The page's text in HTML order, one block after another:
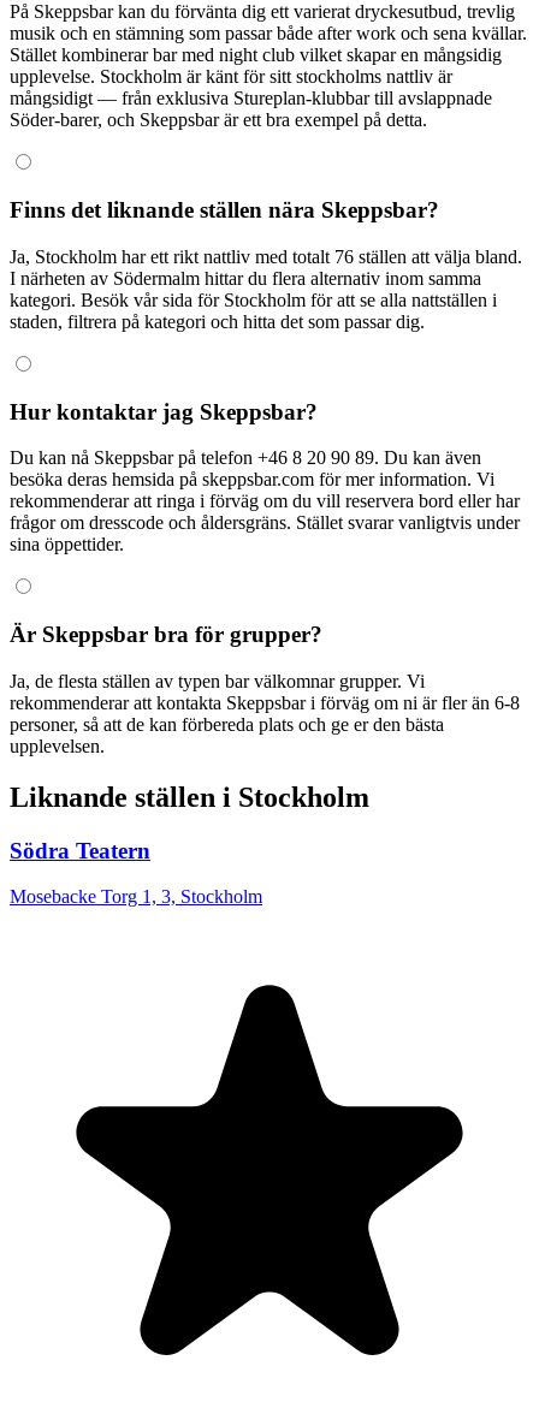
På Skeppsbar kan du förvänta dig ett varierat dryckesutbud, trevlig
musik och en stämning som passar både after work och sena kvällar.
Stället kombinerar bar med night club vilket skapar en mångsidig
upplevelse. Stockholm är känt för sitt stockholms nattliv är
mångsidigt — från exklusiva Stureplan-klubbar till avslappnade
Söder-barer, och Skeppsbar är ett bra exempel på detta.
Finns det liknande ställen nära Skeppsbar?
Ja, Stockholm har ett rikt nattliv med totalt 76 ställen att välja bland.
I närheten av Södermalm hittar du flera alternativ inom samma
kategori. Besök vår sida för Stockholm för att se alla nattställen i
staden, filtrera på kategori och hitta det som passar dig.
Hur kontaktar jag Skeppsbar?
Du kan nå Skeppsbar på telefon +46 8 20 90 89. Du kan även
besöka deras hemsida på skeppsbar.com för mer information. Vi
rekommenderar att ringa i förväg om du vill reservera bord eller har
frågor om dresscode och åldersgräns. Stället svarar vanligtvis under
sina öppettider.
Är Skeppsbar bra för grupper?
Ja, de flesta ställen av typen bar välkomnar grupper. Vi
rekommenderar att kontakta Skeppsbar i förväg om ni är fler än 6-8
personer, så att de kan förbereda plats och ge er den bästa
upplevelsen.
Liknande ställen i Stockholm
Södra Teatern
Mosebacke Torg 1, 3, Stockholm